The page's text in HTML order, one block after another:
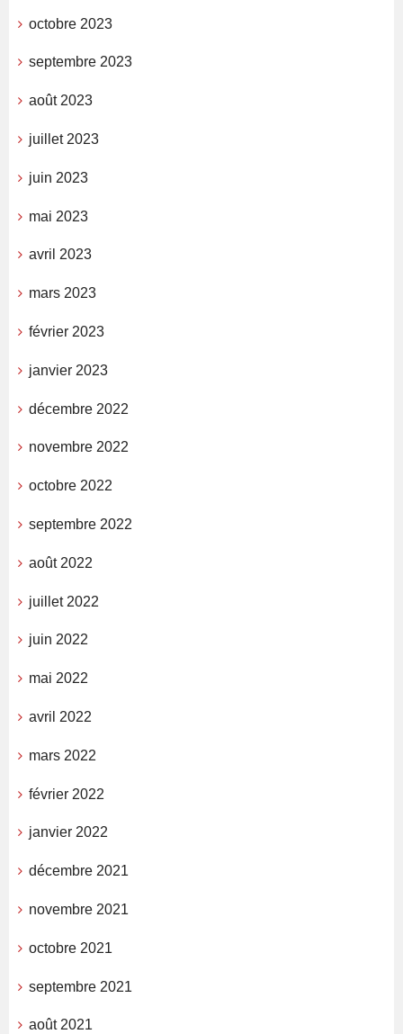
octobre 2023
septembre 2023
août 2023
juillet 2023
juin 2023
mai 2023
avril 2023
mars 2023
février 2023
janvier 2023
décembre 2022
novembre 2022
octobre 2022
septembre 2022
août 2022
juillet 2022
juin 2022
mai 2022
avril 2022
mars 2022
février 2022
janvier 2022
décembre 2021
novembre 2021
octobre 2021
septembre 2021
août 2021